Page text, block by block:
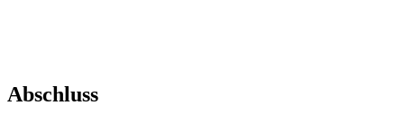
Abschluss